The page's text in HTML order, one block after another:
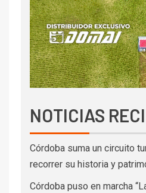
NOTICIAS
Córdoba suma un circuito
recorrer su historia y
Córdoba puso en marcha